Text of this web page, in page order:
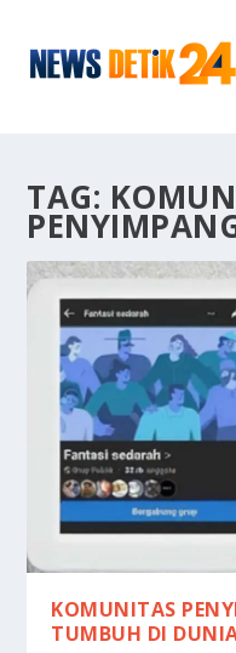
TAG:
KOMUNITAS
TUMBUH DI